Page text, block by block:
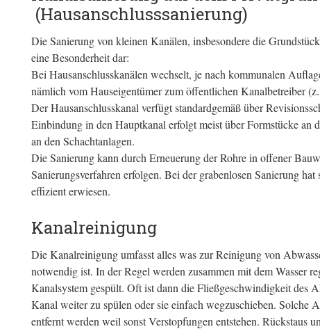
(Hausanschlusssanierung)
Die Sanierung von kleinen Kanälen, insbesondere die
eine Besonderheit dar:
Bei Hausanschlusskanälen wechselt, je nach kommunalen
nämlich vom Hauseigentümer zum öffentlichen Kanalbetreiber
Der Hausanschlusskanal verfügt standardgemäß über
Einbindung in den Hauptkanal erfolgt meist über Formstücke an
an den Schachtanlagen.
Die Sanierung kann durch Erneuerung der Rohre in offener
Sanierungsverfahren erfolgen. Bei der grabenlosen Sanierung
effizient erwiesen.
Kanalreinigung
Die Kanalreinigung umfasst alles was zur Reinigung von
notwendig ist. In der Regel werden zusammen mit dem Wasser
Kanalsystem gespült. Oft ist dann die Fließgeschwindigkeit des
Kanal weiter zu spülen oder sie einfach wegzuschieben. Solche
entfernt werden weil sonst Verstopfungen entstehen. Rückstaus